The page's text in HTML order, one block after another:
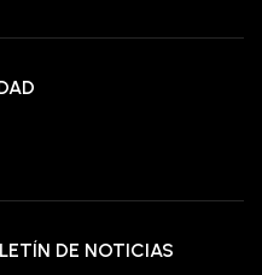
DE NOTICIAS